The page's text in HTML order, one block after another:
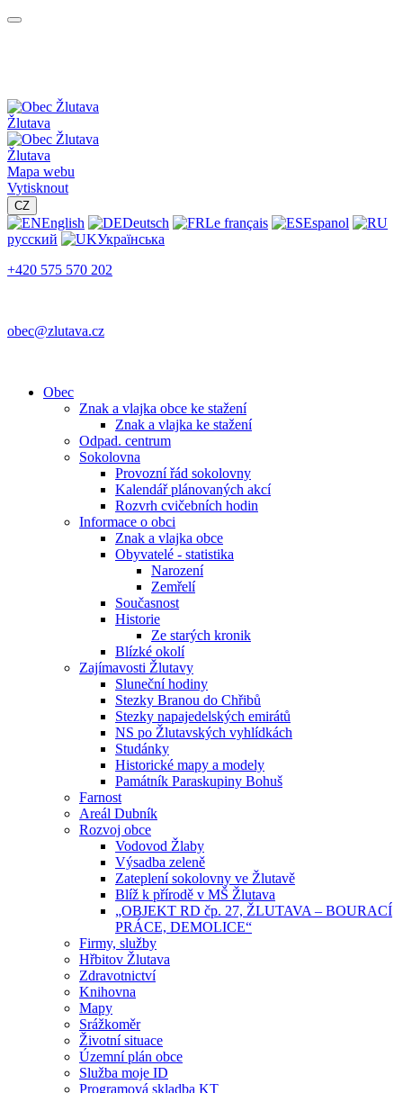
Žlutava
Žlutava
Mapa webu
Vytisknout
CZ
English Deutsch Le français
Espanol
русский
Українська
+420 575 570 202
obec@zlutava.cz
Obec
Znak a vlajka obce ke stažení
Znak a vlajka ke stažení
Odpad. centrum
Sokolovna
Provozní řád sokolovny
Kalendář plánovaných akcí
Rozvrh cvičebních hodin
Informace o obci
Znak a vlajka obce
Obyvatelé - statistika
Narození
Zemřelí
Současnost
Historie
Ze starých kronik
Blízké okolí
Zajímavosti Žlutavy
Sluneční hodiny
Stezky Branou do Chřibů
Stezky napajedelských emirátů
NS po Žlutavských vyhlídkách
Studánky
Historické mapy a modely
Památník Paraskupiny Bohuš
Farnost
Areál Dubník
Rozvoj obce
Vodovod Žlaby
Výsadba zeleně
Zateplení sokolovny ve Žlutavě
Blíž k přírodě v MŠ Žlutava
„OBJEKT RD čp. 27, ŽLUTAVA – BOURACÍ
PRÁCE, DEMOLICE“
Firmy, služby
Hřbitov Žlutava
Zdravotnictví
Knihovna
Mapy
Srážkoměr
Životní situace
Územní plán obce
Služba moje ID
Programová skladba KT